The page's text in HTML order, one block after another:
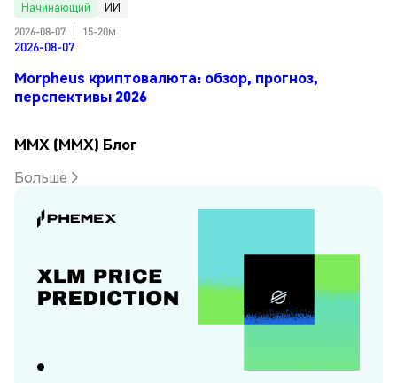
Начинающий
ИИ
2026-08-07
15-20м
2026-08-07
Morpheus криптовалюта: обзор, прогноз,
перспективы 2026
MMX (MMX) Блог
Больше